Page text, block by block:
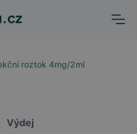
roztok 4mg/2ml
Výdej